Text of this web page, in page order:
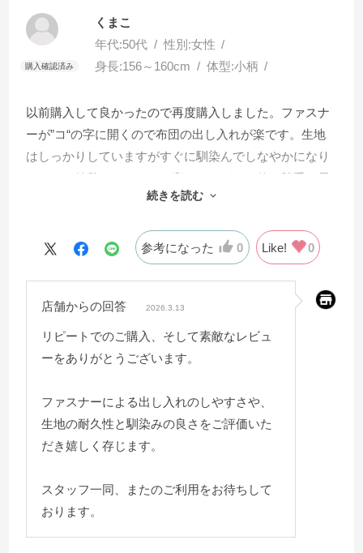
くまこ
年代:50代 性別:女性
身長:156～160cm 体型:小柄
以前購入して良かったので再度購入しました。ファスナ
ーが”コ“の字に開くので布団の出し入れが楽です。生地
はしっかりしていますがすぐに馴染んでしなやかになり
ます。お値段もそれなりに高いですがこの使い勝手と長
く使えることを考えれば高い買い物ではないと思いま
続きを読む
参考になった 0 Like! 0
店舗からの回答 2026.3.13
リピートでのご購入、そして素敵なレビュ
ーをありがとうございます。
ファスナーによる出し入れのしやすさや、
生地の耐久性と馴染みの良さをご評価いた
だき嬉しく存じます。
スタッフ一同、またのご利用をお待ちして
おります。